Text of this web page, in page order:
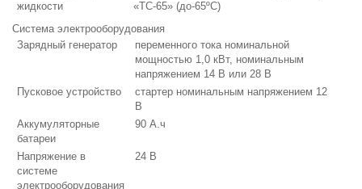
жидкости
«ТС-65» (до-65ºС)
Система электрооборудования
Зарядный генератор
переменного тока номинальной
мощностью 1,0 кВт, номинальным
напряжением 14 В или 28 В
Пусковое устройство
стартер номинальным напряжением 12
В
Аккумуляторные
батареи
90 А.ч
Напряжение в
системе
электрооборудования
24 В